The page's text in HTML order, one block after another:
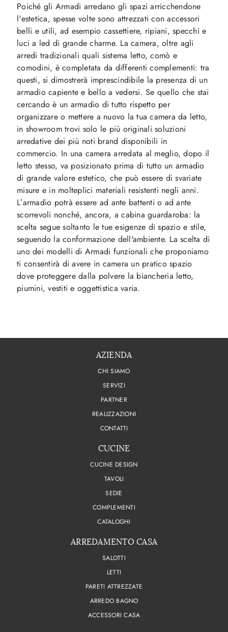
Poiché gli Armadi arredano gli spazi arricchendone
l'estetica, spesse volte sono attrezzati con accessori
belli e utili, ad esempio cassettiere, ripiani, specchi e
luci a led di grande charme. La camera, oltre agli
arredi tradizionali quali sistema letto, comò e
comodini, è completata da differenti complementi: tra
questi, si dimostrerà imprescindibile la presenza di un
armadio capiente e bello a vedersi. Se quello che stai
cercando è un armadio di tutto rispetto per
organizzare o mettere a nuovo la tua camera da letto,
in showroom trovi solo le più originali soluzioni
arredative dei più noti brand disponibili in
commercio. In una camera arredata al meglio, dopo il
letto stesso, va posizionato prima di tutto un armadio
di grande valore estetico, che può essere di svariate
misure e in molteplici materiali resistenti negli anni.
L’armadio potrà essere ad ante battenti o ad ante
scorrevoli nonché, ancora, a cabina guardaroba: la
scelta segue soltanto le tue esigenze di spazio e stile,
seguendo la conformazione dell'ambiente. La scelta di
uno dei modelli di Armadi funzionali che proponiamo
ti consentirà di avere in camera un pratico spazio
dove proteggere dalla polvere la biancheria letto,
piumini, vestiti e oggettistica varia.
AZIENDA
CHI SIAMO
SERVIZI
PARTNER
REALIZZAZIONI
CONTATTI
CUCINE
CUCINE DESIGN
TAVOLI
SEDIE
COMPLEMENTI
CATALOGHI
ARREDAMENTO CASA
SALOTTI
LETTI
PARETI ATTREZZATE
ARREDO BAGNO
ACCESSORI CASA